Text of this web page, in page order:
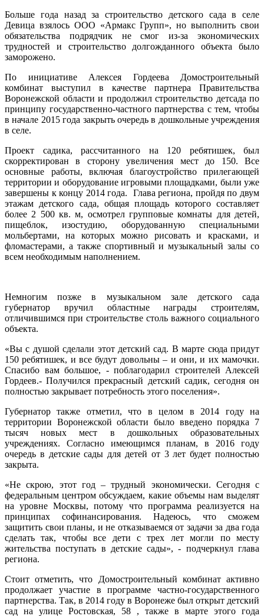
Больше года назад за строительство детского сада в селе
Девица взялось ООО «Армакс Групп», но выполнить свои
обязательства подрядчик не смог из-за экономических
трудностей и строительство долгожданного объекта было
заморожено.
По инициативе Алексея Гордеева Домостроительный
комбинат выступил в качестве партнера Правительства
Воронежской области и продолжил строительство детсада по
принципу государственно-частного партнерства с тем, чтобы
в начале 2015 года закрыть очередь в дошкольные учреждения
в селе.
Проект садика, рассчитанного на 120 ребятишек, был
скорректирован в сторону увеличения мест до 150. Все
основные работы, включая благоустройство прилегающей
территории и оборудование игровыми площадками, были уже
завершены к концу 2014 года.
Глава региона, пройдя по двум
этажам детского сада, общая площадь которого составляет
более 2 500 кв. м, осмотрел групповые комнаты для детей,
пищеблок, изостудию, оборудованную специальными
мольбертами, на которых можно рисовать и красками, и
фломастерами, а также спортивный и музыкальный залы со
всем необходимым наполнением.
Немногим позже в музыкальном зале детского сада
губернатор вручил областные награды строителям,
отличившимся при строительстве столь важного социального
объекта.
«Вы с душой сделали этот детский сад. В марте сюда придут
150 ребятишек, и все будут довольны – и они, и их мамочки.
Спасибо вам большое, - поблагодарил строителей Алексей
Гордеев.- Получился прекрасный детский садик, сегодня он
полностью закрывает потребность этого поселения».
Губернатор также отметил, что в целом в 2014 году на
территории Воронежской области было введено порядка 7
тысяч новых мест в дошкольных образовательных
учреждениях. Согласно имеющимся планам, в 2016 году
очередь в детские сады для детей от 3 лет будет полностью
закрыта.
«Не скрою, этот год – трудный экономически. Сегодня с
федеральным центром обсуждаем, какие объемы нам выделят
на уровне Москвы, потому что программа реализуется на
принципах софинансирования. Надеюсь, что сможем
защитить свои планы, и не отказываемся от задачи за два года
сделать так, чтобы все дети с трех лет могли по месту
жительства поступать в детские сады», - подчеркнул глава
региона.
Стоит отметить, что Домостроительный комбинат активно
продолжает участие в программе частно-государственного
партнерства. Так, в 2014 году в Воронеже был открыт детский
сад на улице Ростовская, 58 , также в марте этого года